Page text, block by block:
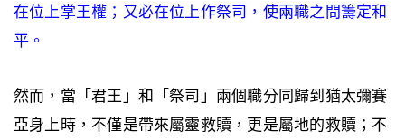
在位上掌王權；又必在位上作祭司，使兩職之間籌定和
平 。
然而，當「君王」和「祭司」兩個職分同歸到猶太彌賽
亞身上時，不僅是帶來屬靈救贖，更是屬地的救贖；不